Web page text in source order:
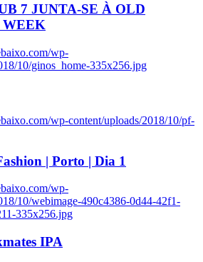
7 JUNTA-SE À OLD
WEEK
wp-
10/ginos_home-335x256.jpg
wp-content/uploads/2018/10/pf-
| Porto | Dia 1
wp-
10/webimage-490c4386-0d44-42f1-
335x256.jpg
IPA